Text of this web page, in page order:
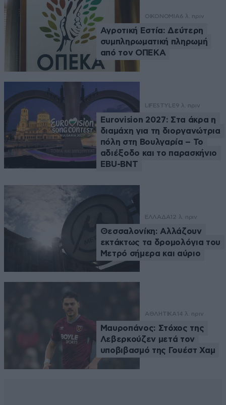
ΟΙΚΟΝΟΜΙΑ6 λ. πριν
Αγροτική Εστία: Δεύτερη
συμπληρωματική πληρωμή
από τον ΟΠΕΚΑ
LIFESTYLE9 λ. πριν
Eurovision 2027: Στα άκρα η
διαμάχη για τη διοργανώτρια
πόλη στη Βουλγαρία – Το
αδιέξοδο και το παρασκήνιο
EBU-BNT
ΕΛΛΑΔΑ 12 λ. πριν
Θεσσαλονίκη: Αλλάζουν
εκτάκτως τα δρομολόγια του
Μετρό σήμερα και αύριο
ΑΘΛΗΤΙΚΑ 14 λ. πριν
Μαυροπάνος: Στόχος της
Λεβερκούζεν μετά τον
υποβιβασμό της Γουέστ Χαμ